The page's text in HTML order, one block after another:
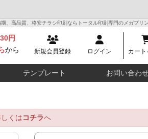
、高品質、格安チラシ印刷ならトータル印刷専門のメガプリ
新規会員登録 ログイン カート
円
から
テンプレート お問い合わ
くはコチラへ